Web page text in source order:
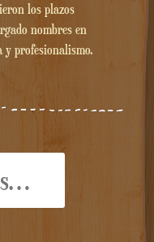
los plazos
nombres en
y profesionalismo.